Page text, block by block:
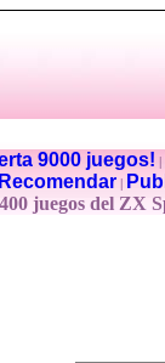
9000 juegos!
Recomendar
juegos del ZX